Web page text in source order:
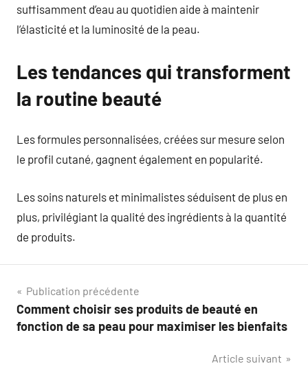
suffisamment d’eau au quotidien aide à maintenir
l’élasticité et la luminosité de la peau.
Les tendances qui transforment
la routine beauté
Les formules personnalisées, créées sur mesure selon
le profil cutané, gagnent également en popularité.
Les soins naturels et minimalistes séduisent de plus en
plus, privilégiant la qualité des ingrédients à la quantité
de produits.
Navigation
de
Publication précédente
Comment choisir ses produits de beauté en
fonction de sa peau pour maximiser les bienfaits
Article suivant